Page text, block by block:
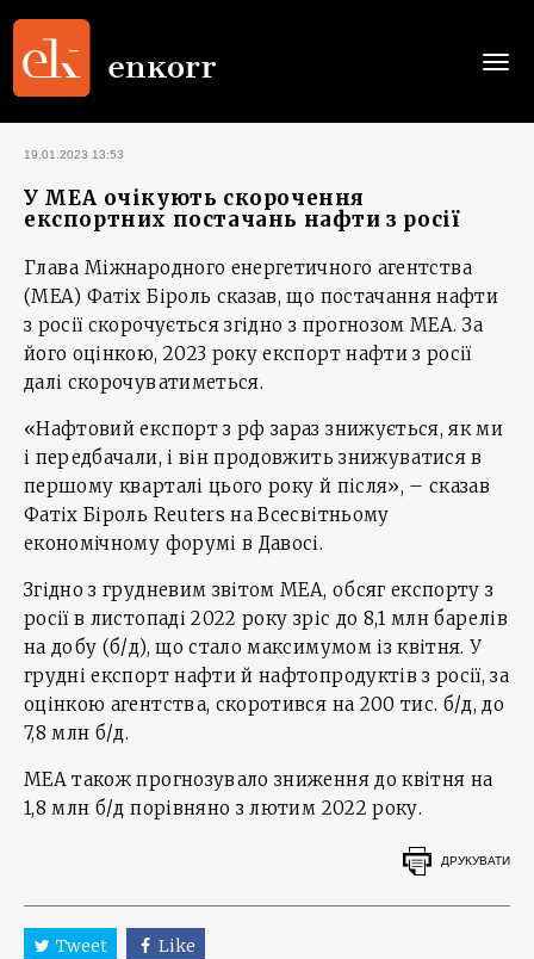
19.01.2023 13:53
У МЕА очікують скорочення
експортних постачань нафти з росії
Глава Міжнародного енергетичного агентства
(МЕА) Фатіх Біроль сказав, що постачання нафти
з росії скорочується згідно з прогнозом МЕА. За
його оцінкою, 2023 року експорт нафти з росії
далі скорочуватиметься.
«Нафтовий експорт з рф зараз знижується, як ми
і передбачали, і він продовжить знижуватися в
першому кварталі цього року й після», – сказав
Фатіх Біроль Reuters на Всесвітньому
економічному форумі в Давосі.
Згідно з грудневим звітом МЕА, обсяг експорту з
росії в листопаді 2022 року зріс до 8,1 млн барелів
на добу (б/д), що стало максимумом із квітня. У
грудні експорт нафти й нафтопродуктів з росії, за
оцінкою агентства, скоротився на 200 тис. б/д, до
7,8 млн б/д.
МЕА також прогнозувало зниження до квітня на
1,8 млн б/д порівняно з лютим 2022 року.
ДРУКУВАТИ
Tweet Like